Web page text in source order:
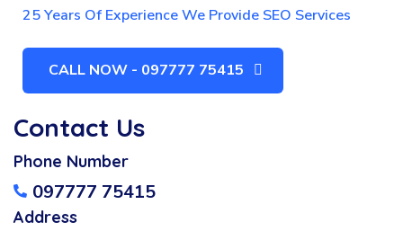
25 Years Of Experience We Provide SEO Services
CALL NOW - 097777 75415
Contact Us
Phone Number
097777 75415
Address